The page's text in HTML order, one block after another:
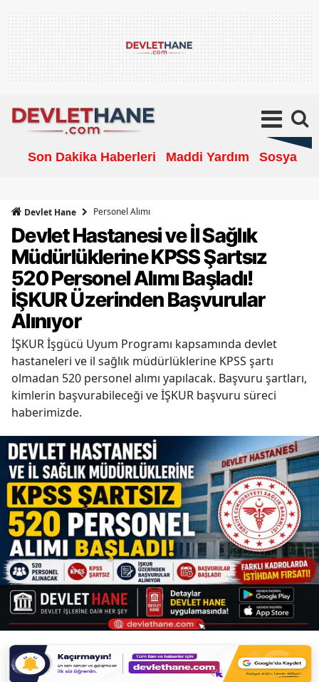
Son Dakika Haberleri Maddi Yardım Sosyal
Devlet Hane Personel Alımı
Devlet Hastanesi ve İl Sağlık
Müdürlüklerine KPSS Şartsız
520 Personel Alımı Başladı!
İŞKUR Üzerinden Başvurular
Alınıyor
İŞKUR İşgücü Uyum Programı kapsamında devlet
hastaneleri ve il sağlık müdürlüklerine KPSS şartı
olmadan 520 personel alımı yapılacak. Başvuru şartları,
kimlerin başvurabileceği ve İŞKUR başvuru süreci
haberimizde.